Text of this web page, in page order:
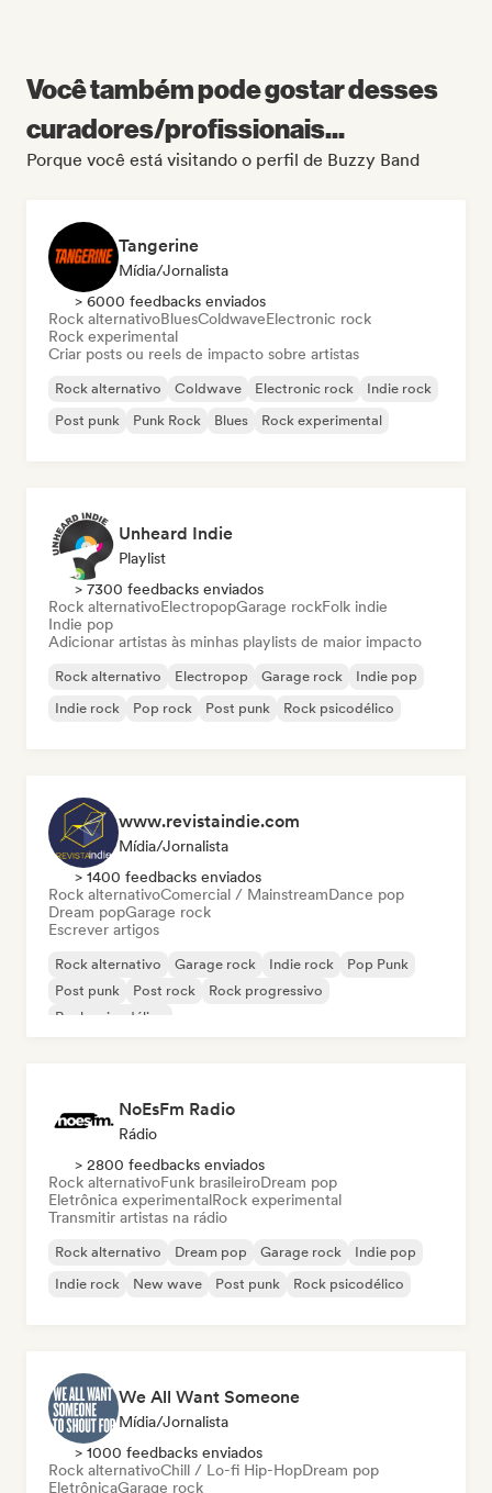
Você também pode gostar desses
curadores/profissionais...
Porque você está visitando o perfil de Buzzy Band
Tangerine
Mídia/Jornalista
> 6000 feedbacks enviados
Rock alternativoBluesColdwaveElectronic rock
Rock experimental
Criar posts ou reels de impacto sobre artistas
Rock alternativo Coldwave Electronic rock
Indie rock
Post punk
Punk Rock Blues Rock experimental
Unheard Indie
Playlist
> 7300 feedbacks enviados
Rock alternativoElectropopGarage rockFolk indie
Indie pop
Adicionar artistas às minhas playlists de maior impacto
Rock alternativo Electropop Garage rock
Indie pop
Indie rock
Pop rock Post punk Rock psicodélico
www.revistaindie.com
Mídia/Jornalista
> 1400 feedbacks enviados
Rock alternativoComercial / MainstreamDance pop
Dream popGarage rock
Escrever artigos
Rock alternativo Garage rock Indie rock
Pop Punk
Post punk
Post rock
Rock progressivo
Rock psicodélico
NoEsFm Radio
Rádio
> 2800 feedbacks enviados
Rock alternativoFunk brasileiroDream pop
Eletrônica experimentalRock experimental
Transmitir artistas na rádio
Rock alternativo Dream pop Garage rock
Indie pop
Indie rock
New wave Post punk Rock psicodélico
We All Want Someone
Mídia/Jornalista
> 1000 feedbacks enviados
Rock alternativoChill / Lo-fi Hip-HopDream pop
EletrônicaGarage rock